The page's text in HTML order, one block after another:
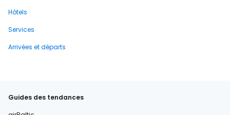
Hôtels
Services
Arrivées et départs
Guides des tendances